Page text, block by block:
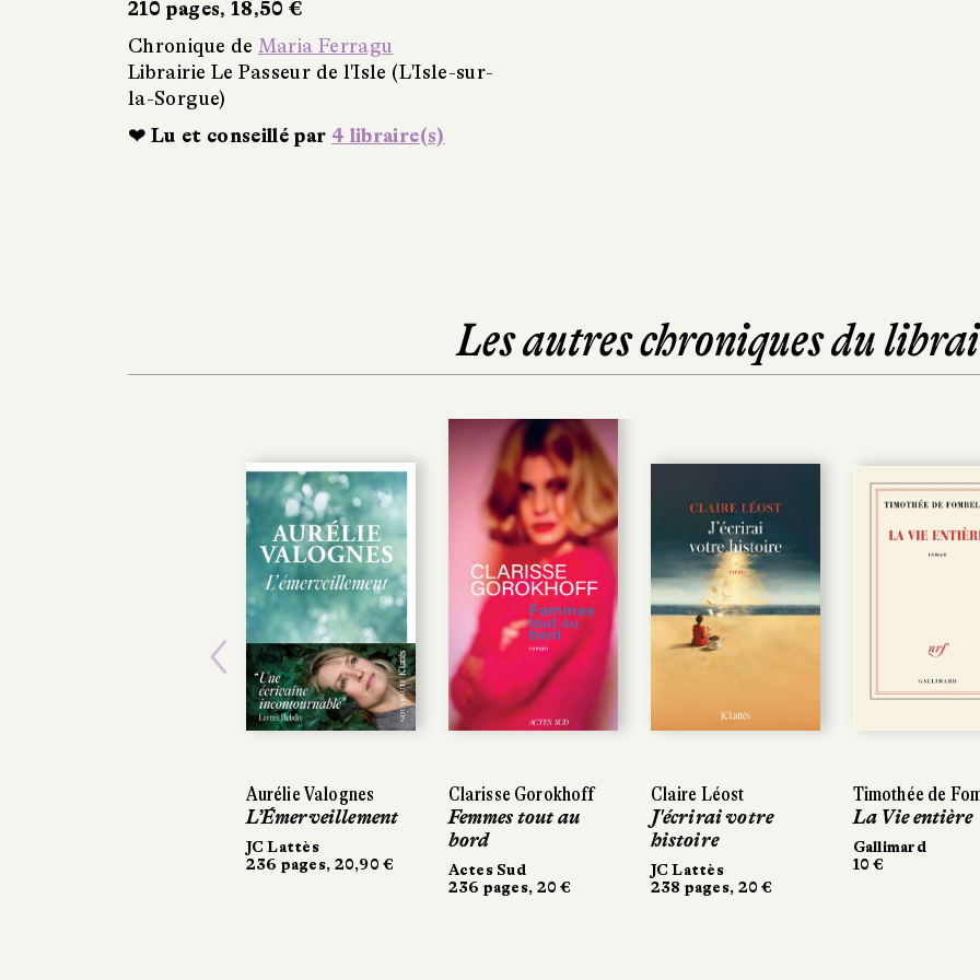
210 pages, 18,50 €
Chronique de Maria Ferragu
Librairie Le Passeur de l'Isle (L'Isle-sur-
la-Sorgue)
❤ Lu et conseillé par 4 libraire(s)
Les autres chroniques du
Aurélie Valognes
L’Émerveillement
JC Lattès
236 pages, 20,90 €
Clarisse Gorokhoff
Femmes tout au
bord
Actes Sud
236 pages, 20 €
Claire Léost
J'écrirai votre
histoire
JC Lattès
238 pages, 20 €
Timothée de
La Vie entière
Gallimard
10 €
Previous